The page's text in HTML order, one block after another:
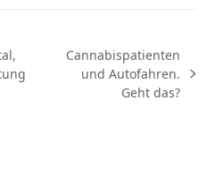
Nächster
Cannabispatienten
und Autofahren.
Geht das?